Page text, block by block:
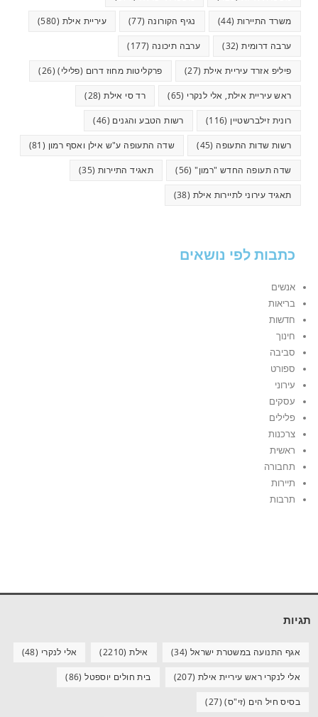
משרד התיירות (44) נגיף הקורונה (77) עיריית אילת (580)
ערבה דרומית(32) ערבה תיכונה (177)
פיליפ אזרד עיריית אילת (27) פרקליטות מחוז דרום (פלילי)(26)
ראש עיריית אילת, אלי לנקרי (65) רד סי אילת(28)
רונית זילברשטיין (116) רשות הטבע והגנים (46)
רשות שדות התעופה (45) שדה התעופה ע"ש אילן ואסף רמון (81)
שדה תעופה החדש "רמון"(56) תאגיד התיירות (35)
תאגיד עירוני לתיירות אילת (38)
כתבות לפי נושאים
אנשים
בריאות
חדשות
חינוך
סביבה
ספורט
עירוני
עסקים
פלילים
צרכנות
ראשית
תחבורה
תיירות
תרבות
תגיות
אגף התנועה במשטרת ישראל (34) אילת(2210) אלי לנקרי (48)
אלי לנקרי ראש עיריית אילת (207) בית חולים יוספטל(86)
בסיס חיל הים (זי"ס)(27)